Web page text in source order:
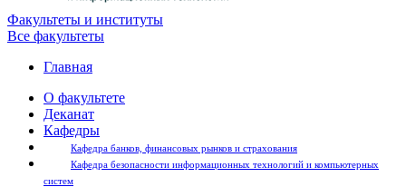
Факультеты и институты
Все факультеты
Главная
О факультете
Деканат
Кафедры
Кафедра банков, финансовых рынков и страхования
Кафедра безопасности информационных технологий и компьютерных
систем